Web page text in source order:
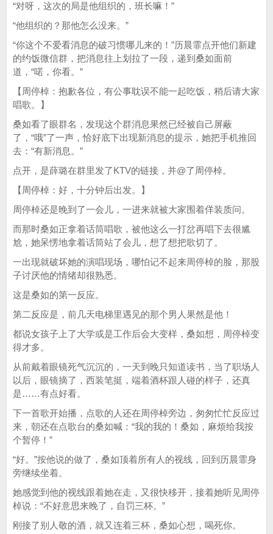
“对呀，这次的局是他组织的，班长嘛！”
“他组织的？那他怎么没来。”
“你这个不爱看消息的破习惯哪儿来的！”历晨霏点开他们新建
的约饭微信群，把消息往上划拉了一段，递到桑如面前
道，“喏，你看。”
【周停棹：抱歉各位，有公事耽误不能一起吃饭，稍后请大家
唱歌。】
桑如看了眼群名，发现这个群消息果然已经被自己屏蔽
了，“哦”了一声，恰好底下出现新消息的提示，她把手机推回
去：“有新消息。”
点开，是薛璐在群里发了KTV的链接，并@了周停棹。
【周停棹：好，十分钟后出发。】
周停棹还是晚到了一会儿，一进来就被大家围着佯装质问。
而那时桑如正拿着话筒唱歌，被他这么一打岔再唱下去很尴
尬，她呆愣地拿着话筒站了会儿，想了想把歌切了。
一出现就破坏她的演唱现场，哪怕记不起来周停棹的脸，那股
子讨厌他的情绪却很熟悉。
这是桑如的第一反应。
第二反应是，前几天电梯里遇见的那个男人果然是他！
都说女孩子上了大学或是工作后会大变样，桑如想，周停棹变
得才多。
从前戴着眼镜死气沉沉的，一天到晚只知道读书，当了职场人
以后，眼镜摘了，西装笔挺，端着酒杯跟人碰的样子，还真
是……有点好看。
下一首歌开始播，点歌的人还在周停棹旁边，匆匆忙忙反应过
来，朝还在点歌台的桑如喊：“我的我的！桑如，麻烦给我按
个暂停！”
“好。”按他说的做了，桑如顶着所有人的视线，回到历晨霏身
旁继续坐着。
她感觉到他的视线跟着她在走，又很快移开，接着她听见周停
棹说：“不好意思来晚了，自罚三杯。”
刚接了别人敬的酒，就又连着三杯，桑如心想，喝死你。